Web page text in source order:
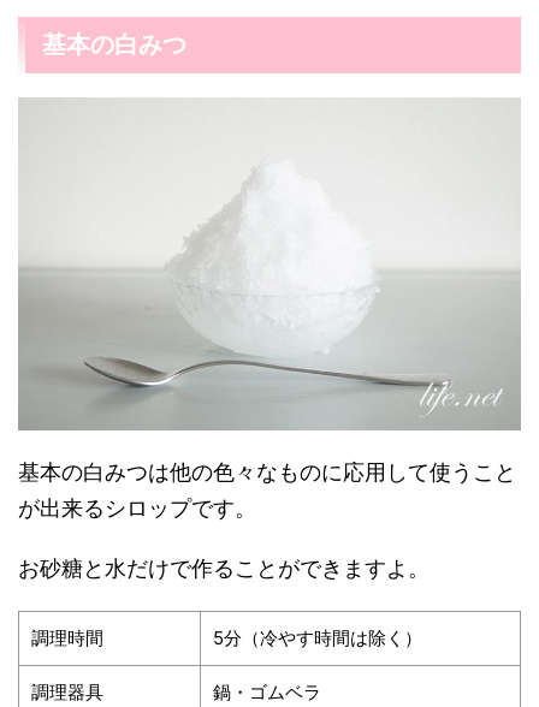
基本の白みつ
基本の白みつは他の色々なものに応用して使うこと
が出来るシロップです。
お砂糖と水だけで作ることができますよ。
調理時間 5分（冷やす時間は除く）
調理器具 鍋・ゴムベラ